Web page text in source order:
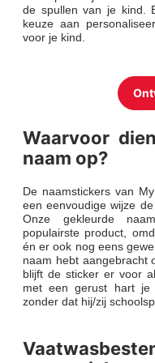
de spullen van je kind.
keuze aan
voor je kind.
Waarvoor
naam op?
De naamstickers van
een eenvoudige wijze
Onze gekleurde
populairste product,
én er ook nog eens
naam hebt aangebracht
blijft de sticker er voor
met een gerust hart je
zonder dat hij/zij